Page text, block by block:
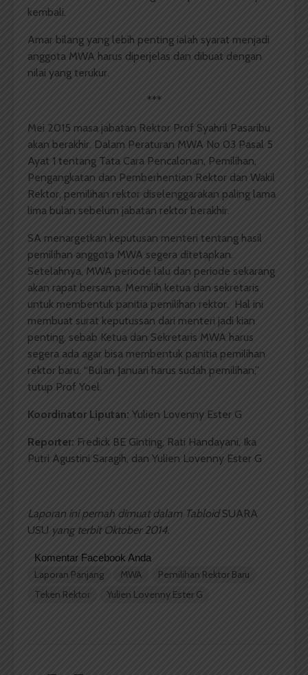
kembali.
Amar bilang yang lebih penting ialah syarat menjadi
anggota MWA harus diperjelas dan dibuat dengan
nilai yang terukur.
***
Mei 2015 masa jabatan Rektor Prof Syahril Pasaribu
akan berakhir. Dalam Peraturan MWA No 03 Pasal 5
Ayat 1 tentang Tata Cara Pencalonan, Pemilihan,
Pengangkatan dan Pemberhentian Rektor dan Wakil
Rektor, pemilihan rektor diselenggarakan paling lama
lima bulan sebelum jabatan rektor berakhir.
SA menargetkan keputusan menteri tentang hasil
pemilihan anggota MWA segera ditetapkan.
Setelahnya, MWA periode lalu dan periode sekarang
akan rapat bersama. Memilih ketua dan sekretaris
untuk membentuk panitia pemilihan rektor. Hal ini
membuat surat keputussan dari menteri jadi kian
penting, sebab Ketua dan Sekretaris MWA harus
segera ada agar bisa membentuk panitia pemilihan
rektor baru. “Bulan Januari harus sudah pemilihan,”
tutup Prof Yoel.
Koordinator Liputan: Yulien Lovenny Ester G
Reporter: Fredick BE Ginting, Rati Handayani, Ika
Putri Agustini Saragih, dan Yulien Lovenny Ester G
Laporan ini pernah dimuat dalam TabloidSUARA
USU yang terbit Oktober 2014.
Komentar Facebook Anda
Laporan Panjang MWA
Pemilihan Rektor Baru
Teken Rektor
Yulien Lovenny Ester G